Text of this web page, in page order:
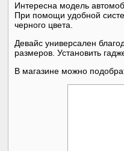
Интересна модель
При помощи удобной
черного цвета.
Девайс универсален
размеров. Установить
В магазине можно